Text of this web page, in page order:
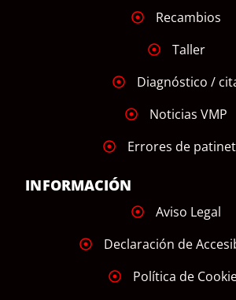
Recambios
Taller
Diagnóstico /
Noticias VMP
Errores de
INFORMACIÓN
Aviso Legal
Declaración de
Política de